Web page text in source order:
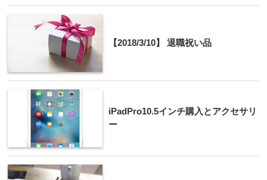
【2018/3/10】 退職祝い品
iPadPro10.5インチ購入とアクセサリ
ー